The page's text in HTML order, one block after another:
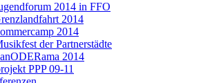
2014 in FFO
2014
2014
der Partnerstädte
2014
PPP 09-11